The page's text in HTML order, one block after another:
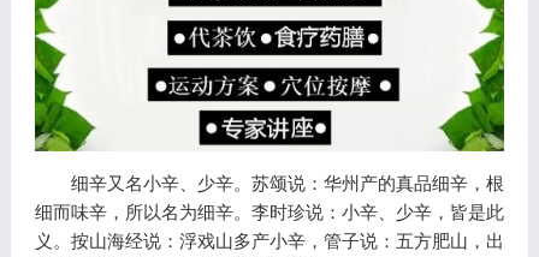
细辛又名小辛、少辛。苏颂说：华州产的真品细辛，根
细而味辛，所以名为细辛。李时珍说：小辛、少辛，皆是此
义。按山海经说：浮戏山多产小辛，管子说：五方肥山，出